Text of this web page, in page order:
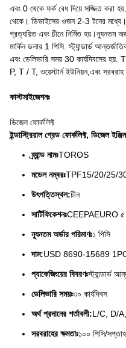
এবং 0 থেকে ফর্ক বেধ দিয়ে সজ্জিত করা
থেকে। ডিভাইসের ওজন 2-3 টনের
প্রত্যয়িত এবং চীনে নির্মিত হয়।ন্যূনতম
মার্কিন ডলার 1 পিসি. স্ট্যান্ডার্ড
এবং ডেলিভারি সময় 30 কার্যদিবসের
P, T / T, ওয়েস্টার্ন ইউনিয়ন,এবং
কাস্টমাইজেশনঃ
ডিজেল ফোর্কলিফ্ট
ইন্ডাস্ট্রিয়াল গ্রেড ফোর্কলিফ্ট, ডিজেল
ব্র্যান্ড নামঃTOROS
মডেল নম্বরঃTPF15/20/25/
উৎপত্তিস্থল:চীন
সার্টিফিকেশনঃCEEPAEURO ৫
ন্যূনতম অর্ডার পরিমাণঃ১ পিসি
দাম:USD 8690-15689
প্যাকেজিংয়ের বিবরণঃস্ট্যান্ডার্ড
ডেলিভারি সময়ঃ৩০ কার্যদিবস
অর্থ প্রদানের শর্তাবলী:L/C, D/A,
সরবরাহের ক্ষমতাঃ১০০ পিসি/সপ্তাহ